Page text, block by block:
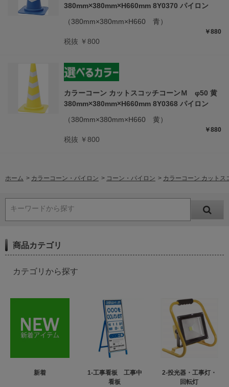
380mm×380mm×H660mm 8Y0370 パイロン
（380mm×380mm×H660 青）
￥880
税抜 ￥800
カラーコーン カットスコッチコーンＭ φ50 黄
380mm×380mm×H660mm 8Y0368 パイロン
（380mm×380mm×H660 黄）
￥880
税抜 ￥800
ホーム > カラーコーン・パイロン > コーン・パイロン > カラーコーン カット
キーワードから探す
商品カテゴリ
カテゴリから探す
新着
1-工事看板 工事中
看板
2-投光器・工事灯・
回転灯